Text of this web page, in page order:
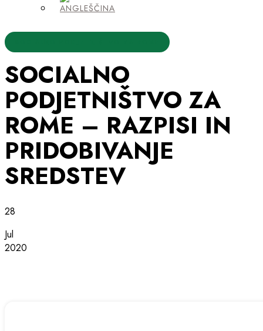
SOCIALNO
PODJETNIŠTVO ZA
ROME – RAZPISI IN
PRIDOBIVANJE
SREDSTEV
28
Jul
2020